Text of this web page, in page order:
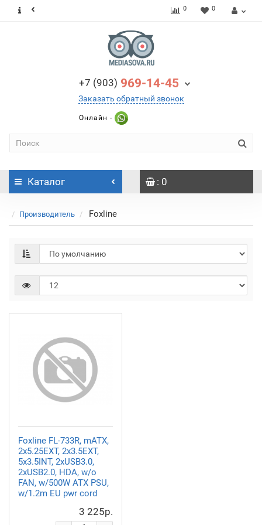
0 0
+7 (903) 969-14-45
Заказать обратный звонок
Онлайн -
Каталог : 0
Производитель Foxline
Foxline FL-733R, mATX,
2x5.25EXT, 2x3.5EXT,
5x3.5INT, 2xUSB3.0,
2xUSB2.0, HDA, w/o
FAN, w/500W ATX PSU,
w/1.2m EU pwr cord
3 225р.